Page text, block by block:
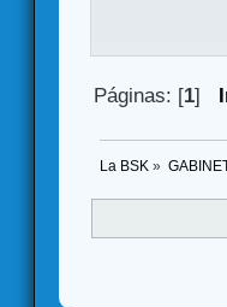
Páginas: [1]
La BSK »